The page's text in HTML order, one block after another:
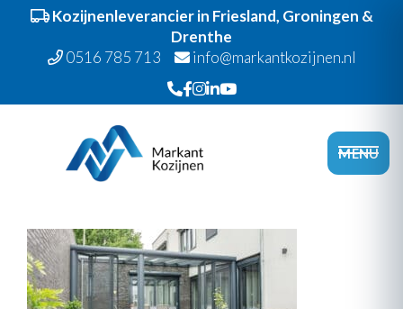
Kozijnenleverancier in Friesland, Groningen &
Drenthe
0516 785 713
info@markantkozijnen.nl
hoofdnavigatie
hoofd
MENU